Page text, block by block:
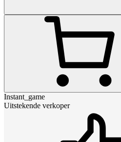
Instant_game
Uitstekende verkoper